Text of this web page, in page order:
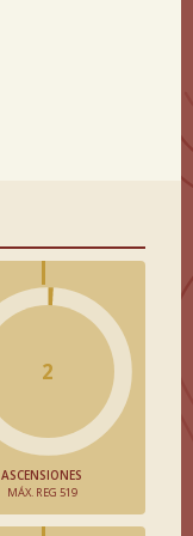
2
ASCENSIONES
MÁX. REG 519